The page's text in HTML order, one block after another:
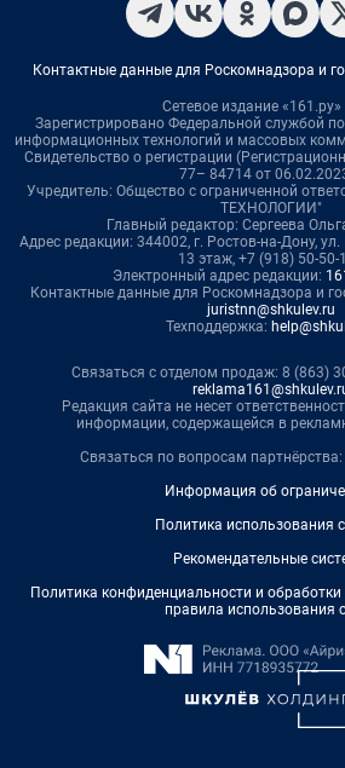
Контактные данные для Роскомнадзора и
Сетевое издание
Зарегистрировано Федеральной службой
информационных технологий и массовых
Свидетельство о регистрации
77– 84714 от
Учредитель: Общество с ограниченной
ТЕХНОЛОГИИ"
Главный редактор: Сергеева
Адрес редакции: 344002, г. Ростов-на-Дону,
13 этаж, +7 (918) 50-50-
Электронный адрес редакции:
Контактные данные для Роскомнадзора и
juristnn@shkulev.ru
Техподдержка:
Связаться с отделом продаж: 8 (863)
Редакция сайта не несет
информации, содержащейся в
Связаться по вопросам партнёрства:
Информация об
Политика использования
Рекомендательные
Политика конфиденциальности и
правила использования